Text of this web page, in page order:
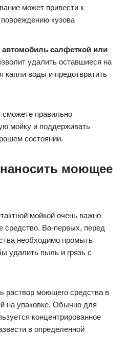
может привести к
кузова
салфеткой или
удалить оставшиеся на
капли воды и предотвратить
правильно
мойку и поддерживать
состоянии.
моющее
мойкой очень важно
средство. Во-первых, перед
необходимо промыть
удалить пыль и грязь с
раствор моющего средства в
на упаковке. Обычно для
концентрированное
в определенной